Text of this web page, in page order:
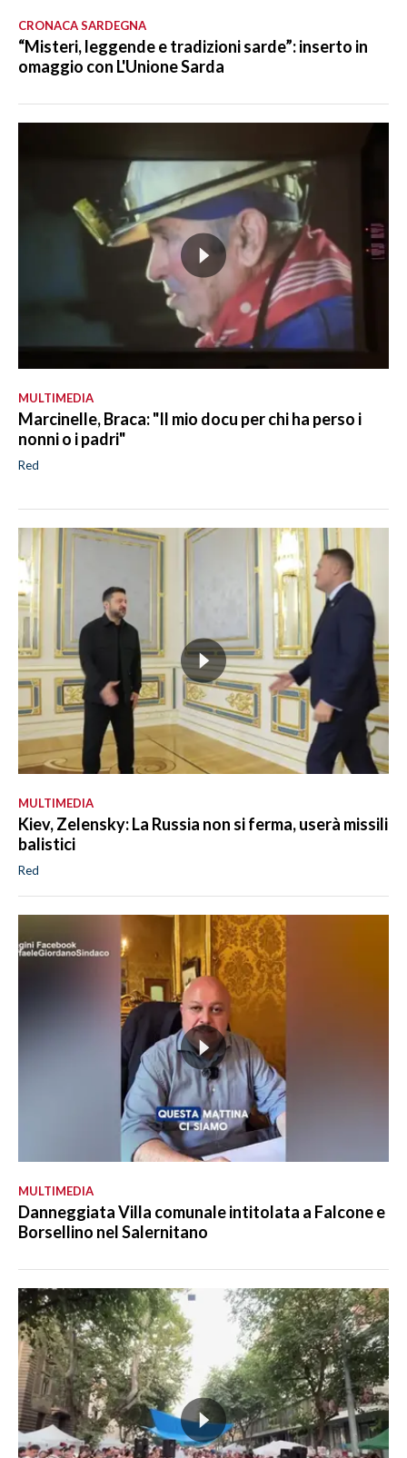
CRONACA SARDEGNA
“Misteri, leggende e tradizioni sarde”: inserto in
omaggio con L'Unione Sarda
MULTIMEDIA
Marcinelle, Braca: "Il mio docu per chi ha perso i
nonni o i padri"
Red
MULTIMEDIA
Kiev, Zelensky: La Russia non si ferma, userà missili
balistici
Red
MULTIMEDIA
Danneggiata Villa comunale intitolata a Falcone e
Borsellino nel Salernitano